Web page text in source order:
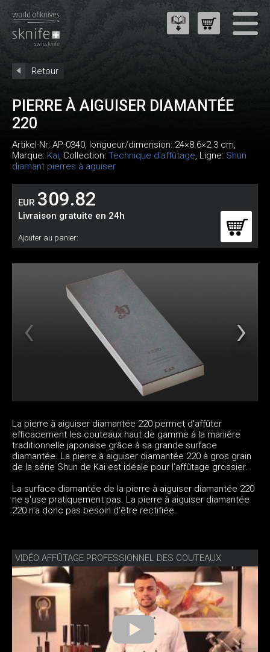
Retour
PIERRE À AIGUISER DIAMANTÉE
220
Artikel-Nr: AP-0340, longueur/dimension: 24×8.6×2.3 cm,
Marque: Kai, Collection: Technique d'affûtage, Ligne: Shun
diamant pierres à aguiser
EUR 309.82
Livraison gratuite en 24h
Ajouter au panier:
La pierre à aiguiser diamantée 220 permet d'affûter
efficacement les couteaux haut de gamme à la manière
traditionnelle japonaise grâce à sa grande surface
diamantée. La pierre à aiguiser diamantée 220 à gros grain
de la série Shun de Kai est idéale pour l’affûtage grossier.
La surface diamantée de la pierre à aiguiser diamantée 220
ne s'use pratiquement pas. La pierre à aiguiser diamantée
220 n'a donc pas besoin d'être rectifiée.
VIDÉO AFFÛTAGE PROFESSIONNEL DES COUTEAUX